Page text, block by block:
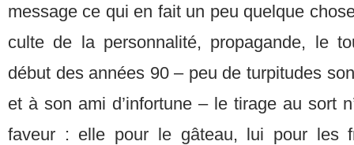
message ce qui en fait un peu quelque
culte de la personnalité, propagande, le
début des années 90 – peu de turpitudes
et à son ami d’infortune – le tirage au sort
faveur : elle pour le gâteau, lui pour les